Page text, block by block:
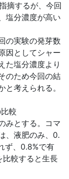
摘するが、今回
塩分濃度が高い
の実験の発芽数
因としてシャー
た塩分濃度より
のため今回の結
考えられる。
較
みとする。コマ
、液肥のみ、0.
ず、0.8%で有
較すると生長